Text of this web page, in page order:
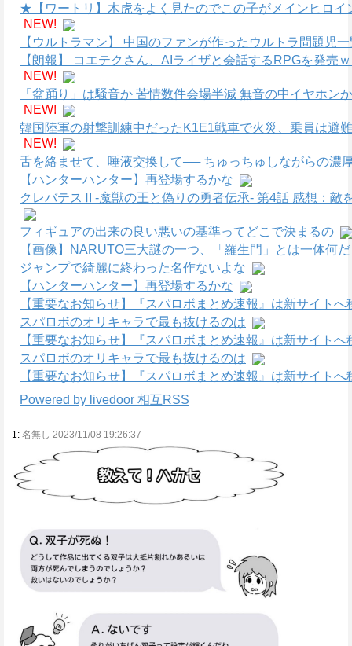
★【ワートリ】木虎をよく見たのでこの子がメインヒロ
NEW!
【ウルトラマン】 中国のファンが作ったウルトラ問題児
【朗報】 コエテクさん、AIライザと会話するRPGを発売
NEW!
「盆踊り」は騒音か 苦情数件会場半減 無音の中イヤホ
NEW!
韓国陸軍の射撃訓練中だったK1E1戦車で火災、乗員は避
NEW!
舌を絡ませて、唾液交換して── ちゅっちゅしながらの濃
【ハンターハンター】再登場するかな
クレバテスⅡ-魔獣の王と偽りの勇者伝承- 第4話 感想：敵
フィギュアの出来の良い悪いの基準ってどこで決まるの
【画像】NARUTO三大謎の一つ、「羅生門」とは一体何
ジャンプで綺麗に終わった名作ないよな
【ハンターハンター】再登場するかな
【重要なお知らせ】『スパロボまとめ速報』は新サイトへ
スパロボのオリキャラで最も抜けるのは
【重要なお知らせ】『スパロボまとめ速報』は新サイトへ
スパロボのオリキャラで最も抜けるのは
【重要なお知らせ】『スパロボまとめ速報』は新サイトへ
Powered by livedoor 相互RSS
1: 名無し 2023/11/08 19:26:37